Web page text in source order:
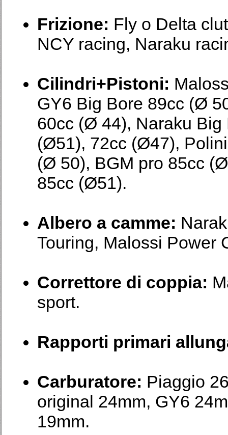
Frizione: Fly o Delta
NCY racing, Naraku
Cilindri+Pistoni:
GY6 Big Bore 89cc (Ø
60cc (Ø 44), Naraku
(Ø51), 72cc (Ø47),
(Ø 50), BGM pro 85cc
85cc (Ø51).
Albero a camme:
Touring, Malossi Power
Correttore di coppia:
sport.
Rapporti primari
Carburatore: Piaggio
original 24mm, GY6
19mm.